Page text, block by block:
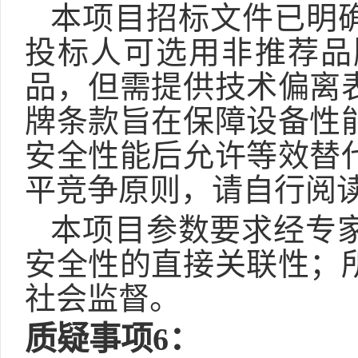
本项目招标文件已明
投标人可选用非推荐
品，但需提供技术偏离
牌条款旨在保障设备性
安全性能后允许等效替
平竞争原则，请自行阅
本项目参数要求经专
安全性的直接关联性；
社会监督。
质疑事项6：